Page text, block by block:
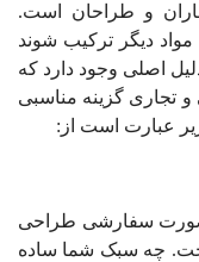
و طراحان است.
دیگر ترکیب شوند
اصلی وجود دارد که
تجاری گزینه مناسبی
عبارت است از:
سفارشی طراحی
چه سبک شما ساده